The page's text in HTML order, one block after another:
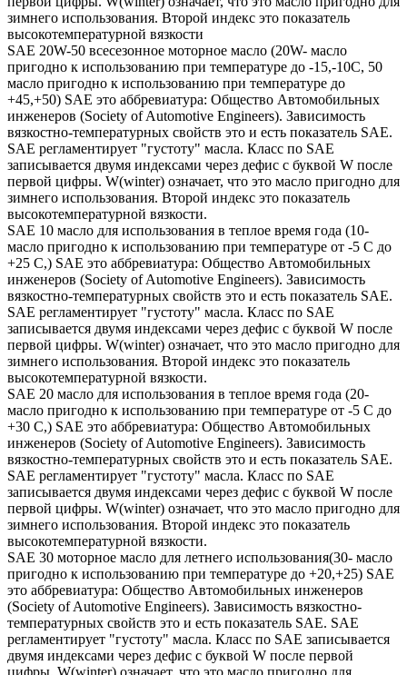
зимнего использования. Второй индекс это показатель
высокотемпературной вязкости
SAE 20W-50 всесезонное моторное масло (20W- масло
пригодно к использованию при температуре до -15,-10С, 50
масло пригодно к использованию при температуре до
+45,+50) SAE это аббревиатура: Общество Автомобильных
инженеров (Society of Automotive Engineers). Зависимость
вязкостно-температурных свойств это и есть показатель SAE.
SAE регламентирует "густоту" масла. Класс по SAE
записывается двумя индексами через дефис с буквой W после
первой цифры. W(winter) означает, что это масло пригодно для
зимнего использования. Второй индекс это показатель
высокотемпературной вязкости.
SAE 10 масло для использования в теплое время года (10-
масло пригодно к использованию при температуре от -5 С до
+25 С,) SAE это аббревиатура: Общество Автомобильных
инженеров (Society of Automotive Engineers). Зависимость
вязкостно-температурных свойств это и есть показатель SAE.
SAE регламентирует "густоту" масла. Класс по SAE
записывается двумя индексами через дефис с буквой W после
первой цифры. W(winter) означает, что это масло пригодно для
зимнего использования. Второй индекс это показатель
высокотемпературной вязкости.
SAE 20 масло для использования в теплое время года (20-
масло пригодно к использованию при температуре от -5 С до
+30 С,) SAE это аббревиатура: Общество Автомобильных
инженеров (Society of Automotive Engineers). Зависимость
вязкостно-температурных свойств это и есть показатель SAE.
SAE регламентирует "густоту" масла. Класс по SAE
записывается двумя индексами через дефис с буквой W после
первой цифры. W(winter) означает, что это масло пригодно для
зимнего использования. Второй индекс это показатель
высокотемпературной вязкости.
SAE 30 моторное масло для летнего использования(30- масло
пригодно к использованию при температуре до +20,+25) SAE
это аббревиатура: Общество Автомобильных инженеров
(Society of Automotive Engineers). Зависимость вязкостно-
температурных свойств это и есть показатель SAE. SAE
регламентирует "густоту" масла. Класс по SAE записывается
двумя индексами через дефис с буквой W после первой